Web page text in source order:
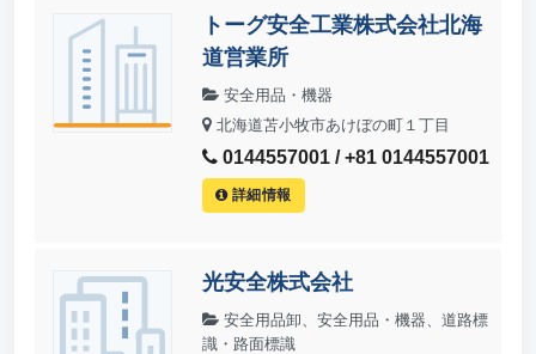
トーグ安全工業株式会社北海
道営業所
安全用品・機器
北海道苫小牧市あけぼの町１丁目
0144557001 / +81 0144557001
詳細情報
光安全株式会社
安全用品卸、安全用品・機器、道路標
識・路面標識